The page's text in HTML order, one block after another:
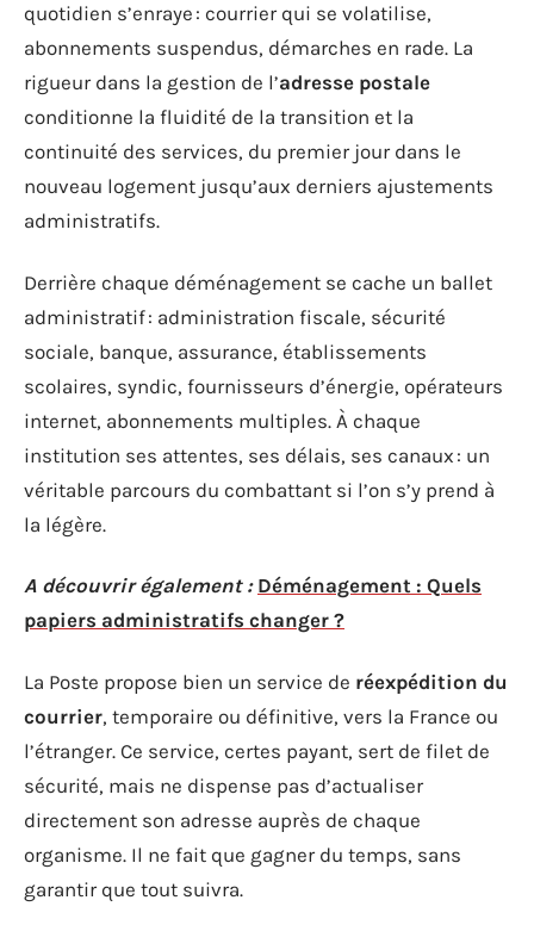
quotidien s’enraye : courrier qui se volatilise,
abonnements suspendus, démarches en rade. La
rigueur dans la gestion de l’adresse postale
conditionne la fluidité de la transition et la
continuité des services, du premier jour dans le
nouveau logement jusqu’aux derniers ajustements
administratifs.
Derrière chaque déménagement se cache un ballet
administratif : administration fiscale, sécurité
sociale, banque, assurance, établissements
scolaires, syndic, fournisseurs d’énergie, opérateurs
internet, abonnements multiples. À chaque
institution ses attentes, ses délais, ses canaux : un
véritable parcours du combattant si l’on s’y prend à
la légère.
A découvrir également : Déménagement : Quels
papiers administratifs changer ?
La Poste propose bien un service de réexpédition du
courrier, temporaire ou définitive, vers la France ou
l’étranger. Ce service, certes payant, sert de filet de
sécurité, mais ne dispense pas d’actualiser
directement son adresse auprès de chaque
organisme. Il ne fait que gagner du temps, sans
garantir que tout suivra.